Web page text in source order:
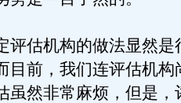
估机构的做法显然是
目前，我们连评估机构
虽然非常麻烦，但是，